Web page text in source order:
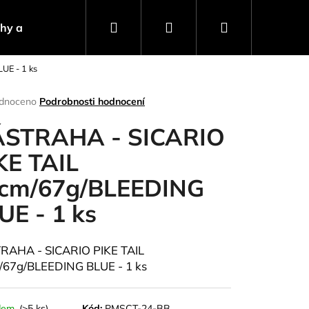
a návnady Stojany a signalizátory
Hledat PřihlášeníNákupní
- 1 ks
Podrobnosti hodnocení
- SICARIO
TAIL
67g/BLEEDING
- 1 ks
- SICARIO PIKE TAIL
BLEEDING BLUE - 1 ks